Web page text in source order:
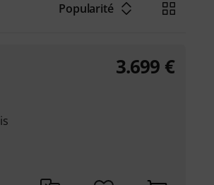
Popularité
3.699 €